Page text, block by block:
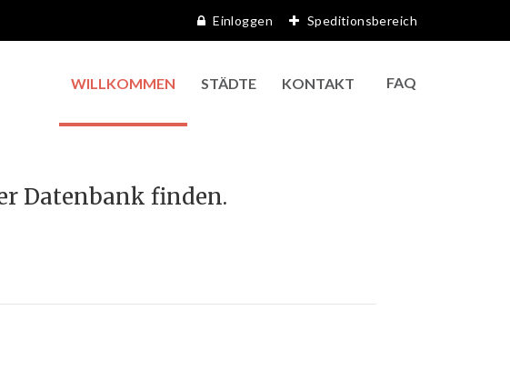
Einloggen Speditionsbereich
WILLKOMMEN STÄDTE KONTAKT FAQ
Datenbank finden.